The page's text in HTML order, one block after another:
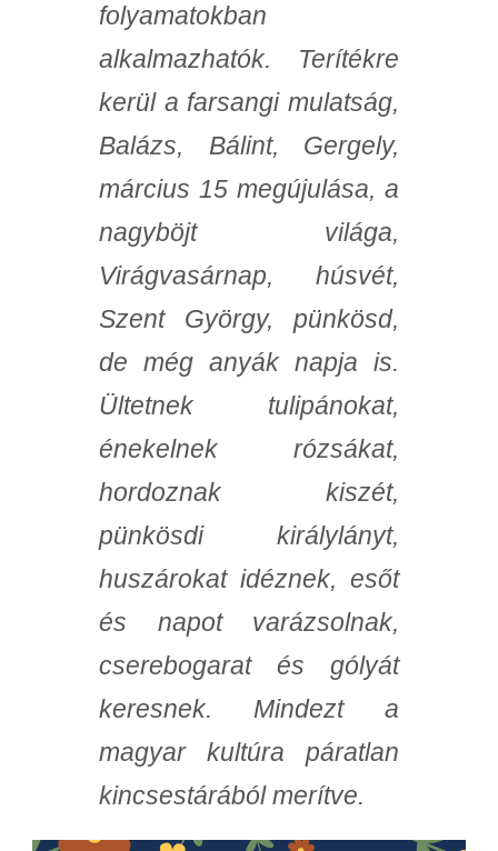
folyamatokban
alkalmazhatók. Terítékre
kerül a farsangi mulatság,
Balázs, Bálint, Gergely,
március 15 megújulása, a
nagyböjt világa,
Virágvasárnap, húsvét,
Szent György, pünkösd,
de még anyák napja is.
Ültetnek tulipánokat,
énekelnek rózsákat,
hordoznak kiszét,
pünkösdi királylányt,
huszárokat idéznek, esőt
és napot varázsolnak,
cserebogarat és gólyát
keresnek. Mindezt a
magyar kultúra páratlan
kincsestárából merítve.